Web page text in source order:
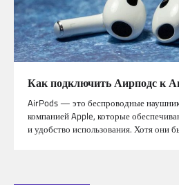
Как подключить Аирподс к
AirPods — это беспроводные
компанией Apple, которые
и удобство использования. Хотя они